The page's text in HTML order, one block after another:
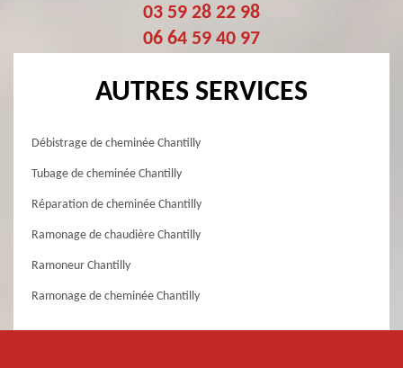
03 59 28 22 98
06 64 59 40 97
AUTRES SERVICES
Débistrage de cheminée Chantilly
Tubage de cheminée Chantilly
Réparation de cheminée Chantilly
Ramonage de chaudière Chantilly
Ramoneur Chantilly
Ramonage de cheminée Chantilly